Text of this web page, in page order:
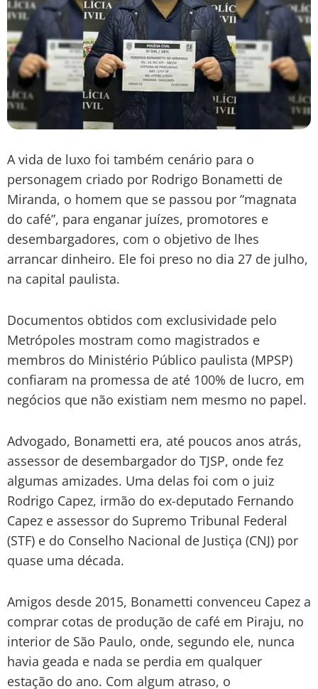
A vida de luxo foi também cenário para o
personagem criado por Rodrigo Bonametti de
Miranda, o homem que se passou por “magnata
do café”, para enganar juízes, promotores e
desembargadores, com o objetivo de lhes
arrancar dinheiro. Ele foi preso no dia 27 de julho,
na capital paulista.
Documentos obtidos com exclusividade pelo
Metrópoles mostram como magistrados e
membros do Ministério Público paulista (MPSP)
confiaram na promessa de até 100% de lucro, em
negócios que não existiam nem mesmo no papel.
Advogado, Bonametti era, até poucos anos atrás,
assessor de desembargador do TJSP, onde fez
algumas amizades. Uma delas foi com o juiz
Rodrigo Capez, irmão do ex-deputado Fernando
Capez e assessor do Supremo Tribunal Federal
(STF) e do Conselho Nacional de Justiça (CNJ) por
quase uma década.
Amigos desde 2015, Bonametti convenceu Capez a
comprar cotas de produção de café em Piraju, no
interior de São Paulo, onde, segundo ele, nunca
havia geada e nada se perdia em qualquer
estação do ano. Com algum atraso, o